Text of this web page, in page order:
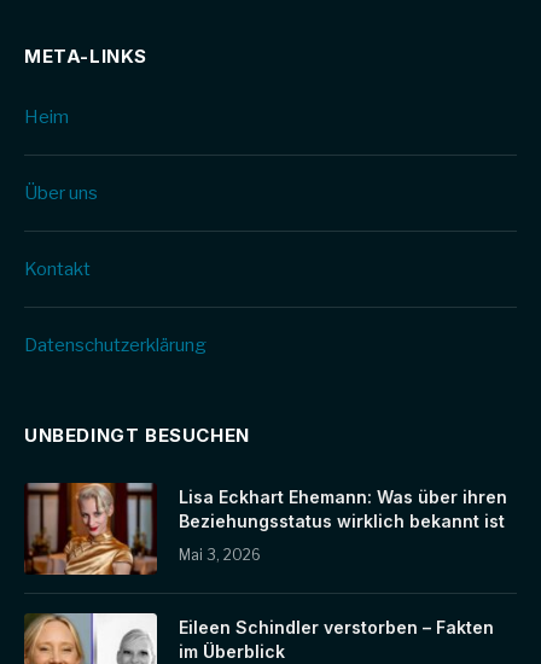
META-LINKS
Heim
Über uns
Kontakt
Datenschutz­erklärung
UNBEDINGT BESUCHEN
Lisa Eckhart Ehemann: Was über ihren
Beziehungsstatus wirklich bekannt ist
Mai 3, 2026
Eileen Schindler verstorben – Fakten
im Überblick